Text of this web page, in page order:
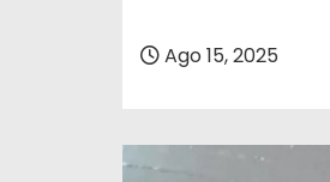
Ago 15, 2025